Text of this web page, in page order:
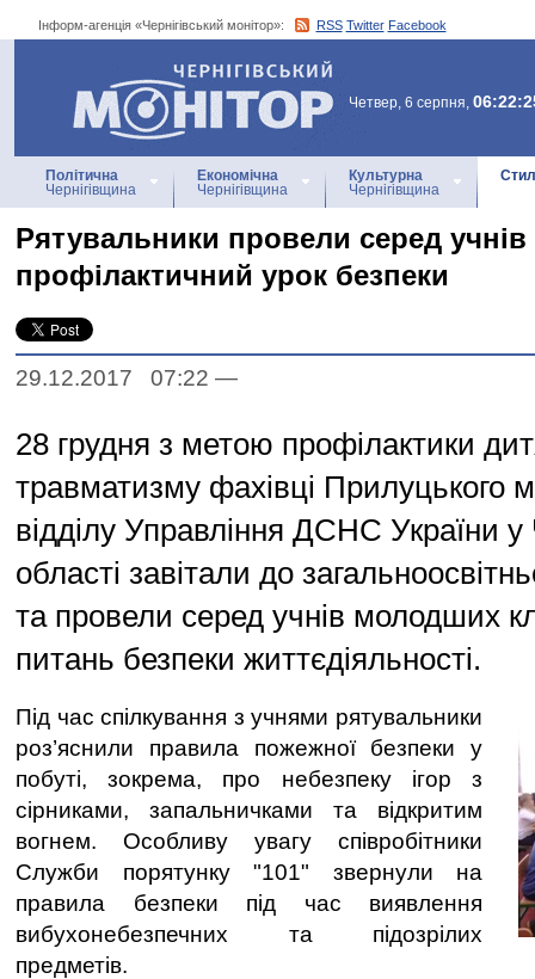
Інформ-агенція «Чернігівський монітор»: RSS Twitter Facebook
Інформ-агенція
«Чернігівський монітор»
Четвер, 6 серпня,
Політична
Чернігівщина
Економічна
Чернігівщина
Культурна
Чернігівщина
Рятувальники провели серед учнів
профілактичний урок безпеки
29.12.2017 07:22 —
28 грудня з метою профілактики
травматизму фахівці Прилуцького
відділу Управління ДСНС України у
області завітали до
та провели серед учнів молодших
питань безпеки життєдіяльності.
Під час спілкування з учнями рятувальники
роз’яснили правила пожежної безпеки у
побуті, зокрема, про небезпеку ігор з
сірниками, запальничками та відкритим
вогнем. Особливу увагу співробітники
Служби порятунку "101" звернули на
правила безпеки під час виявлення
вибухонебезпечних та підозрілих
предметів.